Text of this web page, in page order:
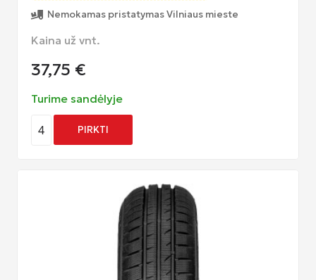
Nemokamas pristatymas Vilniaus mieste
Kaina už vnt.
37,75 €
Turime sandėlyje
4 PIRKTI